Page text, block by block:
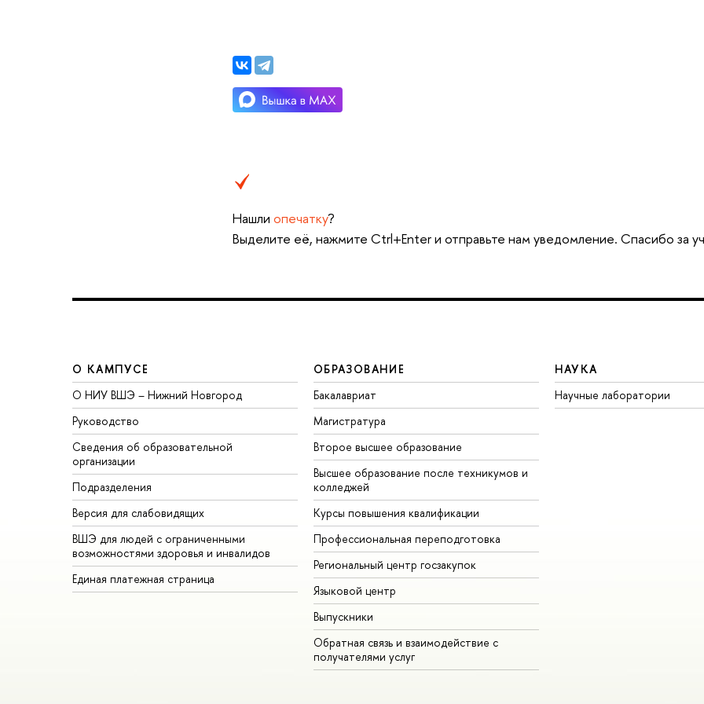
Нашли опечатку?
ыделите её, нажмите Ctrl+Enter и отправьте нам уведомление. Спасибо за
О КАМПУСЕ
О НИУ ВШЭ – Нижний Новгород
Руководство
Сведения об образовательной
организации
Подразделения
ерсия для слабовидящих
ШЭ для людей с ограниченными
озможностями здоровья и инвалидо
Единая платежная страница
ОБРАЗОВАНИЕ
Бакалавриат
Магистратура
торое высшее образование
ысшее образование после техникумов и
колледжей
Курсы повышения квалификации
Профессиональная переподготовка
Региональный центр госзакупок
Языковой центр
ыпускники
Обратная связь и взаимодействие с
получателями услу
НАУКА
Научные лаборатории